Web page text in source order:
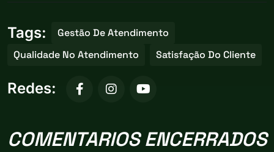
Tags:
Gestão De Atendimento
Qualidade No Atendimento
Satisfação Do Cliente
Redes:
COMENTARIOS ENCERRADOS